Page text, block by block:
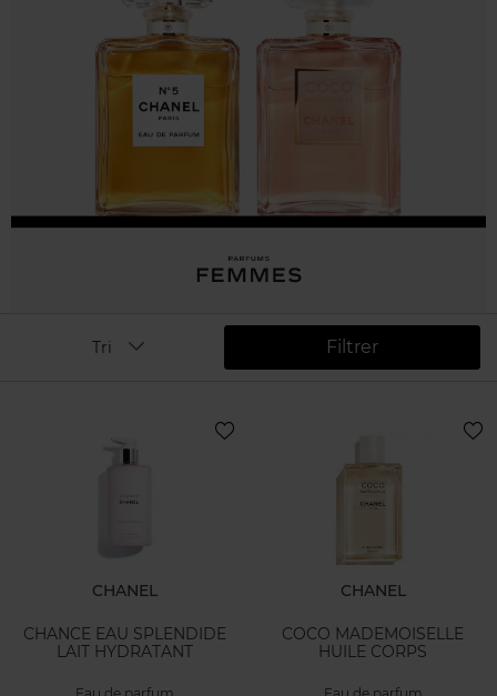
Filtrer
Tri
CHANEL
CHANCE EAU SPLENDIDE
LAIT HYDRATANT
CHANEL
COCO MADEMOISELLE
HUILE CORPS